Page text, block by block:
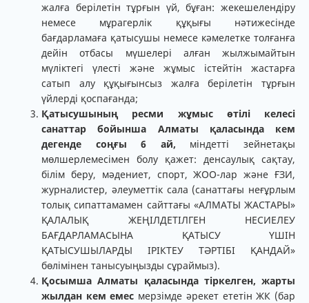
жалға берілетін тұрғын үй, бұған: жекешелендіру
немесе мұрагерлік құқығы нәтижесінде
бағдарламаға қатысушы немесе кәмелетке толғанға
дейін отбасы мүшелері алған жылжымайтын
мүліктегі үлесті және жұмыс істейтін жастарға
сатып алу құқығынсыз жалға берілетін тұрғын
үйлерді қоспағанда;
Қатысушының ресми жұмыс өтілі келесі
санаттар бойынша Алматы қаласында кем
дегенде соңғы 6 ай, міндетті зейнетақы
мөлшерлемесімен болу қажет: денсаулық сақтау,
білім беру, мәдениет, спорт, ЖОО-лар және ҒЗИ,
журналистер, әлеуметтік сала (санаттағы неғұрлым
толық сипаттамамен сайттағы «АЛМАТЫ ЖАСТАРЫ»
ҚАЛАЛЫҚ ЖЕҢІЛДЕТІЛГЕН НЕСИЕЛЕУ
БАҒДАРЛАМАСЫНА ҚАТЫСУ ҮШІН
ҚАТЫСУШЫЛАРДЫ ІРІКТЕУ ТӘРТІБІ ҚАНДАЙ»
бөлімінен танысуыңызды сұраймыз).
Қосымша Алматы қаласында тіркелген, жарты
жылдан кем емес мерзімде әрекет ететін ЖК (бар